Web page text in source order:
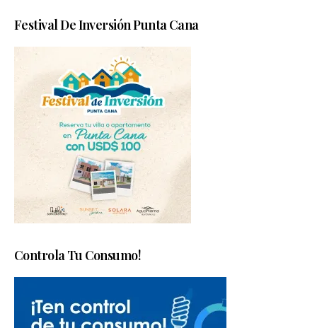
Festival De Inversión Punta Cana
Controla Tu Consumo!